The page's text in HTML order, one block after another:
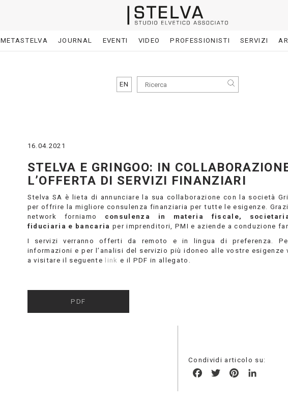
METASTELVA JOURNAL EVENTI VIDEO PROFESSIONISTI SERVIZI
EN
16.04.2021
STELVA E GRINGOO: IN
L’OFFERTA DI SERVIZI FINANZIARI
Stelva SA è lieta di annunciare la sua collaborazione con la società
per offrire la migliore consulenza finanziaria per tutte le esigenze.
network forniamo consulenza in materia fiscale,
fiduciaria e bancaria per imprenditori, PMI e aziende a conduzione
I servizi verranno offerti da remoto e in lingua di preferenza.
informazioni e per l’analisi del servizio più idoneo alle vostre esigenze
a visitare il seguente
link e il PDF in allegato.
PDF
Condividi articolo su:
FacebookTwitterPinterest